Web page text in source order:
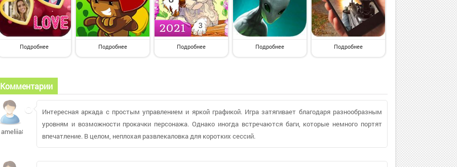
Подробнее Подробнее Подробнее Подробнее Подробнее
Комментарии
ameliia87776
Интересная аркада с простым управлением и яркой графикой. Игра затягивает благодаря разнообразным
уровням и возможности прокачки персонажа. Однако иногда встречаются баги, которые немного портят
впечатление. В целом, неплохая развлекаловка для коротких сессий.